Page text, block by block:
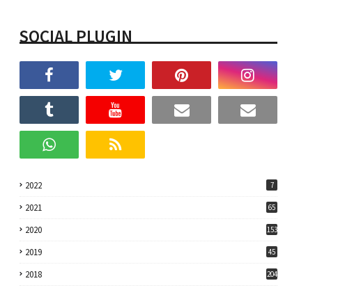
SOCIAL PLUGIN
2022 7
2021 65
2020 153
2019 45
2018 204